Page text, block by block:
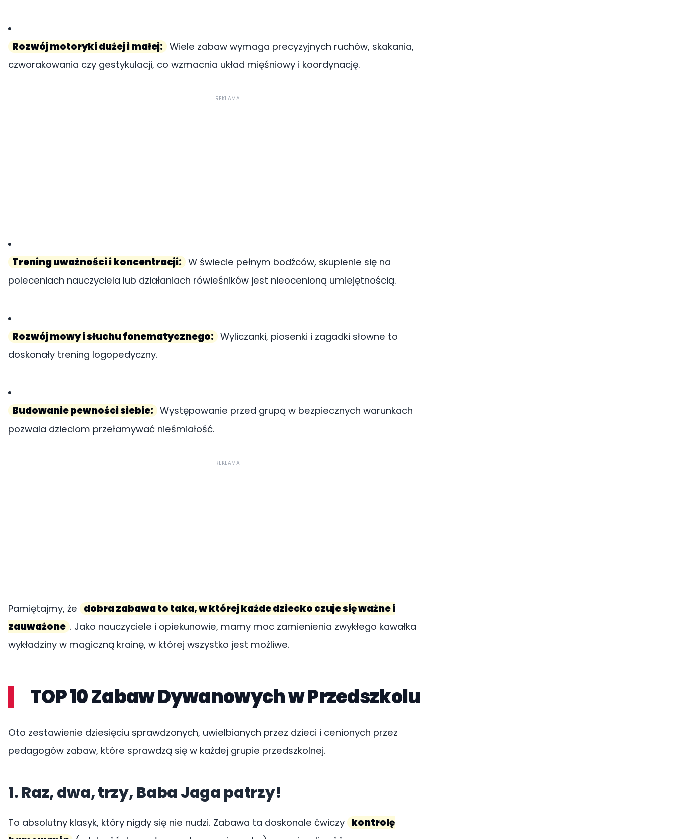
Rozwój motoryki dużej i małej: Wiele zabaw wymaga precyzyjnych ruchów, skakania,
czworakowania czy gestykulacji, co wzmacnia układ mięśniowy i koordynację.
REKLAMA
Trening uważności i koncentracji: W świecie pełnym bodźców, skupienie się na
poleceniach nauczyciela lub działaniach rówieśników jest nieocenioną umiejętnością.
Rozwój mowy i słuchu fonematycznego: Wyliczanki, piosenki i zagadki słowne to
doskonały trening logopedyczny.
Budowanie pewności siebie: Występowanie przed grupą w bezpiecznych warunkach
pozwala dzieciom przełamywać nieśmiałość.
REKLAMA
Pamiętajmy, że dobra zabawa to taka, w której każde dziecko czuje się ważne i
zauważone . Jako nauczyciele i opiekunowie, mamy moc zamienienia zwykłego kawałka
wykładziny w magiczną krainę, w której wszystko jest możliwe.
TOP 10 Zabaw Dywanowych w Przedszkolu
Oto zestawienie dziesięciu sprawdzonych, uwielbianych przez dzieci i cenionych przez
pedagogów zabaw, które sprawdzą się w każdej grupie przedszkolnej.
1. Raz, dwa, trzy, Baba Jaga patrzy!
To absolutny klasyk, który nigdy się nie nudzi. Zabawa ta doskonale ćwiczy kontrolę